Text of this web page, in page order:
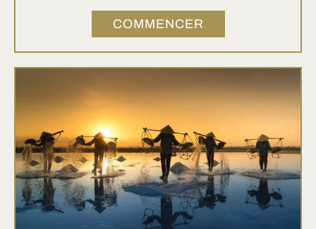
Notre mini-formation vous fournira les connaissances et les
maximiser votre succès financier.
COMMENCER